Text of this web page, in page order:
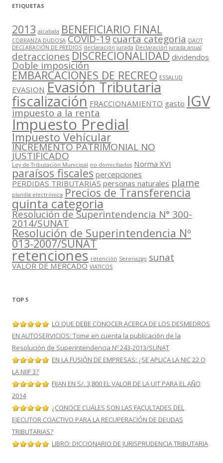
ETIQUETAS
2013 alcabala BENEFICIARIO FINAL
COBRANZA DUDOSA COVID-19cuarta categoria DAOT
DECLARACIÓN DE PREDIOS declaración jurada Declaración jurada anual
detracciones DISCRECIONALIDAD dividendos
Doble imposición
EMBARCACIONES DE RECREO ESSALUD
EVASION Evasión Tributaria
fiscalización FRACCIONAMIENTO gasto IGV
impuesto a la renta
Impuesto Predial
Impuesto Vehícular
INCREMENTO PATRIMONIAL NO
JUSTIFICADO
Ley de Tributación Municipal no domiciliados Norma XVI
paraísos fiscales percepciones
PERDIDAS TRIBUTARIAS personas naturales plame
planilla electrónica Precios de Transferencia
quinta categoria
Resolución de Superintendencia N° 300-
2014/SUNAT
Resolución de Superintendencia Nº
013-2007/SUNAT
retenciones retención Serenazgo sunat
VALOR DE MERCADO VIATICOS
TOP 5
LO QUE DEBE CONOCER ACERCA DE LOS DESMEDROS
EN AUTOSERVICIOS: Tome en cuenta la publicación de la
Resolución de Superintendencia Nº 243-2013/SUNAT
EN LA FUSIÓN DE EMPRESAS: ¿SE APLICA LA NIC 22 O
LA NIIF 3?
FIJAN EN S/. 3,800 EL VALOR DE LA UIT PARA EL AÑO
2014
¿CONOCE CUÁLES SON LAS FACULTADES DEL
EJECUTOR COACTIVO PARA LA RECUPERACIÓN DE DEUDAS
TRIBUTARIAS?
LIBRO: DICCIONARIO DE JURISPRUDENCIA TRIBUTARIA